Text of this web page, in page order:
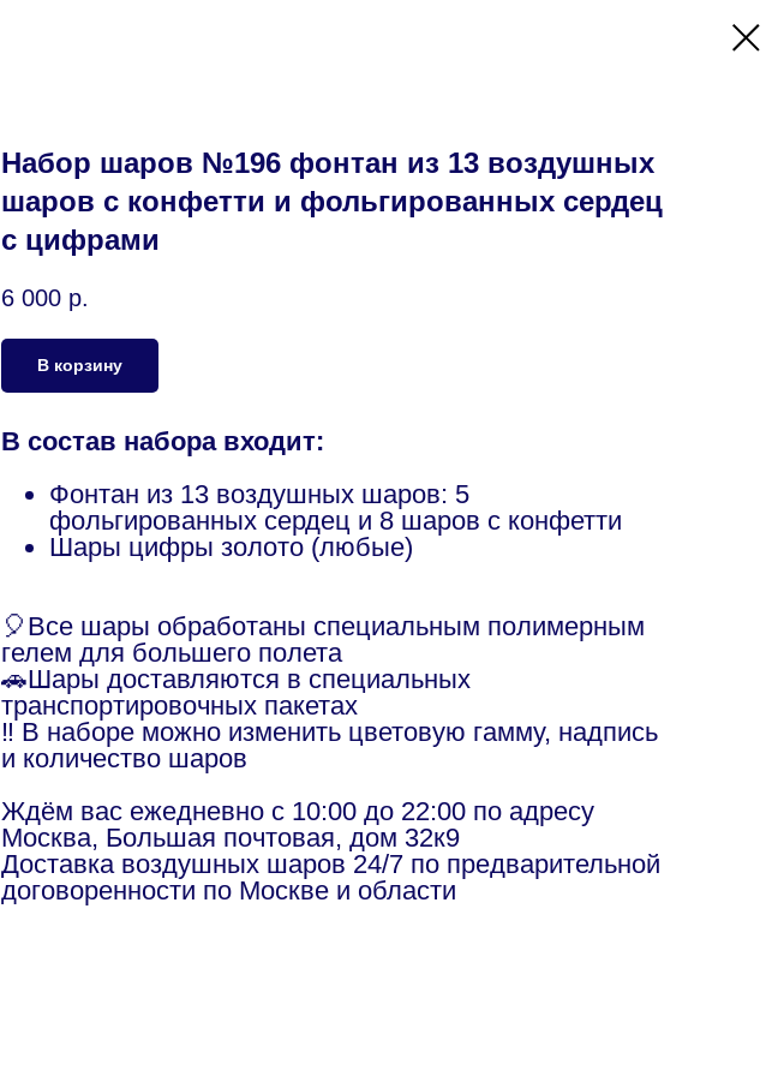
Набор шаров №196 фонтан из 13 воздушных
шаров с конфетти и фольгированных сердец
с цифрами
6 000 р.
В корзину
В состав набора входит:
Фонтан из 13 воздушных шаров: 5
фольгированных сердец и 8 шаров с конфетти
Шары цифры золото (любые)
🎈Все шары обработаны специальным полимерным
гелем для большего полета
🚗Шары доставляются в специальных
транспортировочных пакетах
‼️ В наборе можно изменить цветовую гамму, надпись
и количество шаров
Ждём вас ежедневно с 10:00 до 22:00 по адресу
Москва, Большая почтовая, дом 32к9
Доставка воздушных шаров 24/7 по предварительной
договоренности по Москве и области